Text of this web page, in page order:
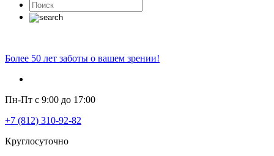
Более 50 лет заботы о вашем зрении!
Пн-Пт с 9:00 до 17:00
+7 (812) 310-92-82
Круглосуточно